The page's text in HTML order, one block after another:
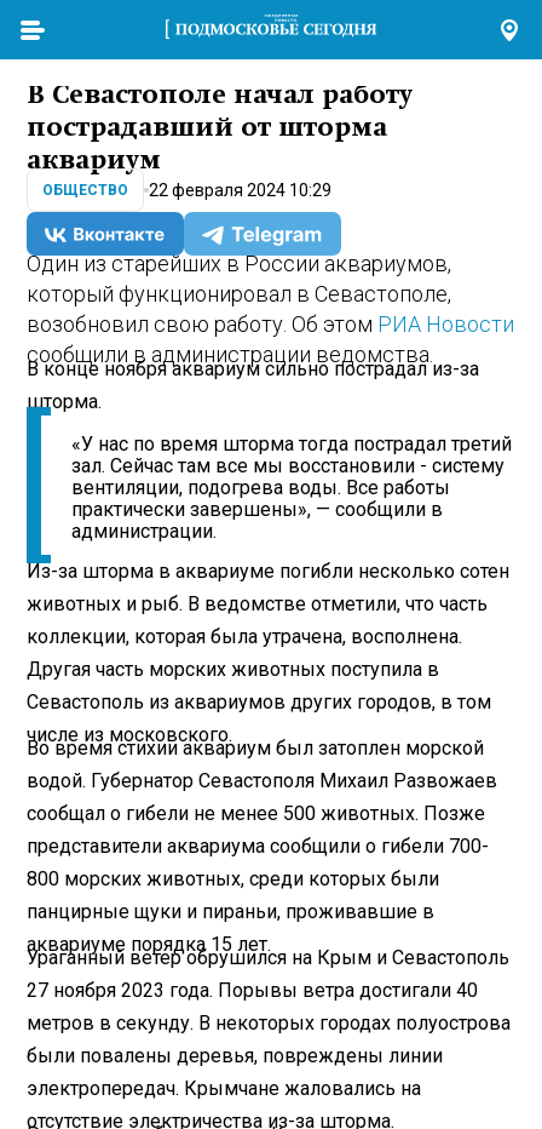
В Севастополе начал работу
пострадавший от шторма
аквариум
ОБЩЕСТВО 22 февраля 2024 10:29
Один из старейших в России аквариумов,
который функционировал в Севастополе,
возобновил свою работу. Об этом РИА Новости
сообщили в администрации ведомства.
В конце ноября аквариум сильно пострадал из-за
шторма.
«У нас по время шторма тогда пострадал третий
зал. Сейчас там все мы восстановили - систему
вентиляции, подогрева воды. Все работы
практически завершены», — сообщили в
администрации.
Из-за шторма в аквариуме погибли несколько сотен
животных и рыб. В ведомстве отметили, что часть
коллекции, которая была утрачена, восполнена.
Другая часть морских животных поступила в
Севастополь из аквариумов других городов, в том
числе из московского.
Во время стихии аквариум был затоплен морской
водой. Губернатор Севастополя Михаил Развожаев
сообщал о гибели не менее 500 животных. Позже
представители аквариума сообщили о гибели 700-
800 морских животных, среди которых были
панцирные щуки и пираньи, проживавшие в
аквариуме порядка 15 лет.
Ураганный ветер обрушился на Крым и Севастополь
27 ноября 2023 года. Порывы ветра достигали 40
метров в секунду. В некоторых городах полуострова
были повалены деревья, повреждены линии
электропередач. Крымчане жаловались на
отсутствие электричества из-за шторма.